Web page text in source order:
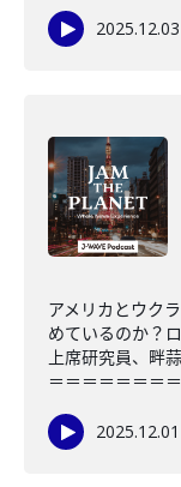
2025.12.03
アメリカとウク
めているのか？
上席研究員、畔
＝＝＝＝＝＝＝
2025.12.01